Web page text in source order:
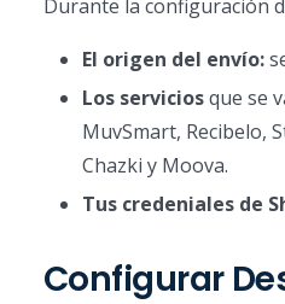
Durante la configuración
El origen del envío:
Los serviciosque se
MuvSmart, Recibelo,
Chazki y Moova.
Tus credeniales de
Configurar